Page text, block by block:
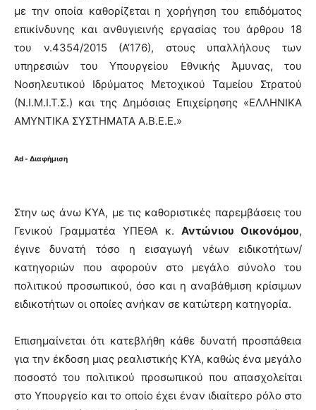
με την οποία καθορίζεται η χορήγηση του επιδόματος
επικίνδυνης και ανθυγιεινής εργασίας του άρθρου 18
του ν.4354/2015 (Α’176), στους υπαλλήλους των
υπηρεσιών του Υπουργείου Εθνικής Άμυνας, του
Νοσηλευτικού Ιδρύματος Μετοχικού Ταμείου Στρατού
(Ν.Ι.Μ.Ι.Τ.Σ.) και της Δημόσιας Επιχείρησης «ΕΛΛΗΝΙΚΑ
ΑΜΥΝΤΙΚΑ ΣΥΣΤΗΜΑΤΑ Α.Β.Ε.Ε.»
Ad - Διαφήμιση
Στην ως άνω ΚΥΑ, με τις καθοριστικές παρεμβάσεις του
Γενικού Γραμματέα ΥΠΕΘΑ κ. Αντώνιου Οικονόμου,
έγινε δυνατή τόσο η εισαγωγή νέων ειδικοτήτων/
κατηγοριών που αφορούν στο μεγάλο σύνολο του
πολιτικού προσωπικού, όσο και η αναβάθμιση κρίσιμων
ειδικοτήτων οι οποίες ανήκαν σε κατώτερη κατηγορία.
Επισημαίνεται ότι κατεβλήθη κάθε δυνατή προσπάθεια
για την έκδοση μιας ρεαλιστικής ΚΥΑ, καθώς ένα μεγάλο
ποσοστό του πολιτικού προσωπικού που απασχολείται
στο Υπουργείο και το οποίο έχει έναν ιδιαίτερο ρόλο στο